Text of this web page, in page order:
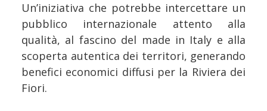
Un’iniziativa che potrebbe intercettare un
pubblico internazionale attento alla
qualità, al fascino del made in Italy e alla
scoperta autentica dei territori, generando
benefici economici diffusi per la Riviera dei
Fiori.